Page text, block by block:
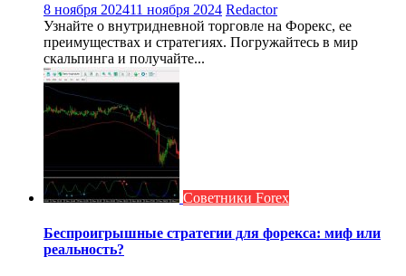
8 ноября 202411 ноября 2024 Redactor
Узнайте о внутридневной торговле на Форекс, ее
преимуществах и стратегиях. Погружайтесь в мир
скальпинга и получайте...
Советники Forex
Беспроигрышные стратегии для форекса: миф или
реальность?